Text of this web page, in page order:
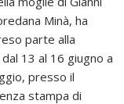
Minà, ha
parte alla
13 al 16 giugno a
presso il
stampa di